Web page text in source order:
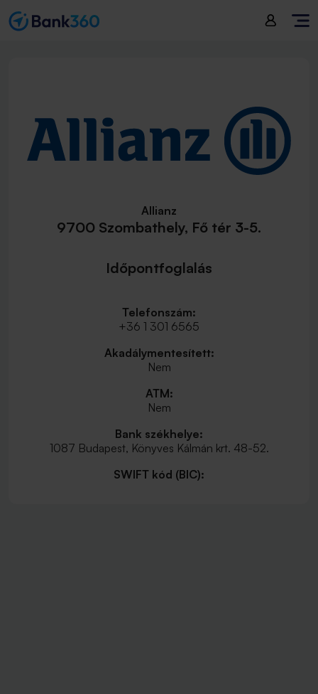
Allianz
9700 Szombathely, Fő tér 3-5.
Időpontfoglalás
Telefonszám:
+36 1 301 6565
Akadálymentesített:
Nem
ATM:
Nem
Bank székhelye:
1087 Budapest, Könyves Kálmán krt. 48-52.
SWIFT kód (BIC):